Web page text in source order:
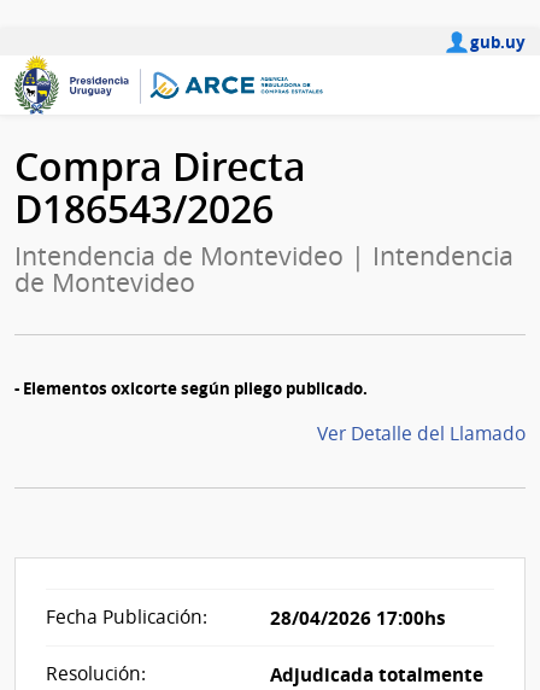
gub.uy
Compra Directa
D186543/2026
Intendencia de Montevideo | Intendencia
de Montevideo
- Elementos oxicorte según pliego publicado.
Ver Detalle del Llamado
Fecha Publicación: 28/04/2026 17:00hs
Resolución: Adjudicada totalmente